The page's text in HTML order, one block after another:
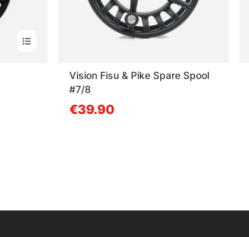
Vision Fisu & Pike Spare Spool
#7/8
€39.90